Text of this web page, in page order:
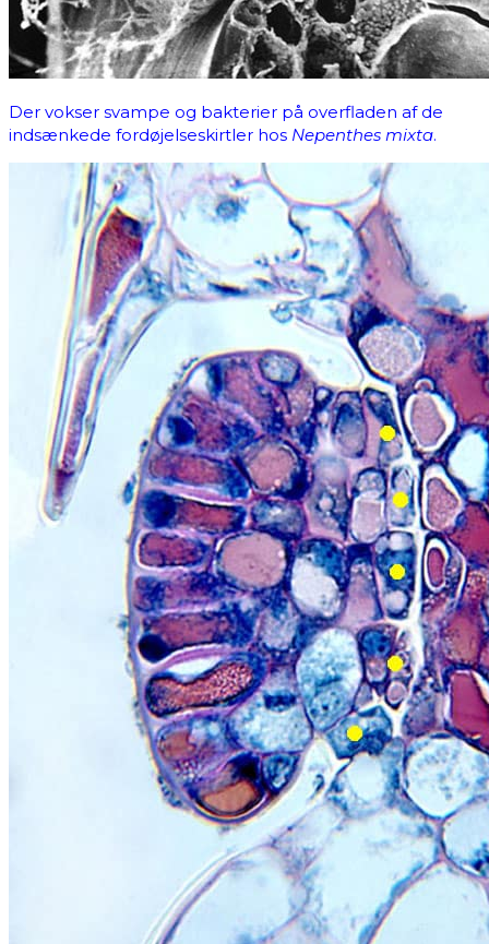
Der vokser svampe og bakterier på overfladen af de
indsænkede fordøjelseskirtler hos Nepenthes mixta.